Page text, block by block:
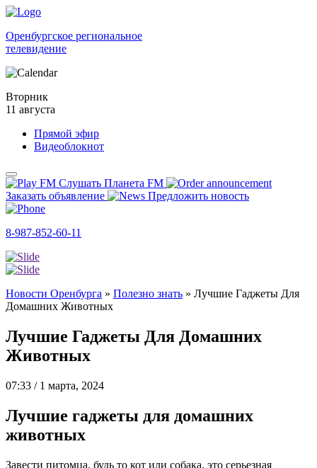
Оренбургское региональное
телевидение
Вторник
11 августа
Прямой эфир
Видеоблокнот
Слушать Планета FM
Заказать объявление
Предложить новость
8-987-852-60-11
Новости Оренбурга » Полезно знать » Лучшие Гаджеты Для
Домашних Животных
Лучшие Гаджеты Для Домашних
Животных
07:33 / 1 марта, 2024
Лучшие гаджеты для домашних
животных
Завести питомца, будь то кот или собака, это серьезная